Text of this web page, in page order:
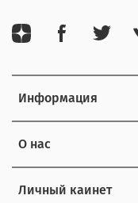
Информация
О нас
Личный каинет